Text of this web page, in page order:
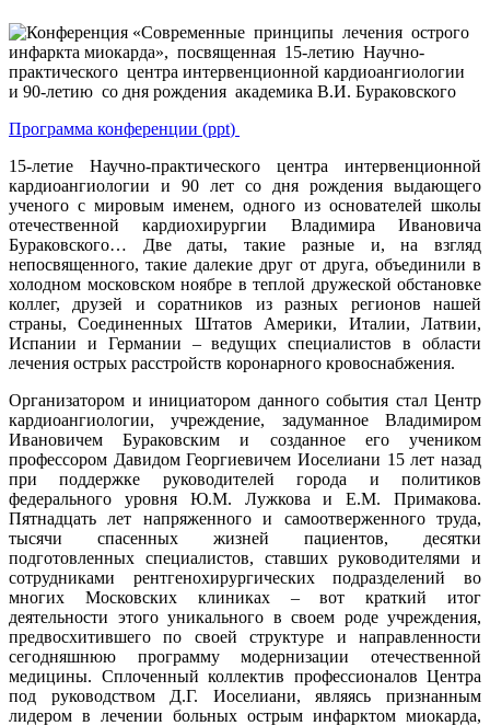
Программа конференции (ppt)
15-летие Научно-практического центра интервенционной
кардиоангиологии и 90 лет со дня рождения выдающего
ученого с мировым именем, одного из основателей школы
отечественной кардиохирургии Владимира Ивановича
Бураковского… Две даты, такие разные и, на взгляд
непосвященного, такие далекие друг от друга, объединили в
холодном московском ноябре в теплой дружеской обстановке
коллег, друзей и соратников из разных регионов нашей
страны, Соединенных Штатов Америки, Италии, Латвии,
Испании и Германии – ведущих специалистов в области
лечения острых расстройств коронарного кровоснабжения.
Организатором и инициатором данного события стал Центр
кардиоангиологии, учреждение, задуманное Владимиром
Ивановичем Бураковским и созданное его учеником
профессором Давидом Георгиевичем Иоселиани 15 лет назад
при поддержке руководителей города и политиков
федерального уровня Ю.М. Лужкова и Е.М. Примакова.
Пятнадцать лет напряженного и самоотверженного труда,
тысячи спасенных жизней пациентов, десятки
подготовленных специалистов, ставших руководителями и
сотрудниками рентгенохирургических подразделений во
многих Московских клиниках – вот краткий итог
деятельности этого уникального в своем роде учреждения,
предвосхитившего по своей структуре и направленности
сегодняшнюю программу модернизации отечественной
медицины. Сплоченный коллектив профессионалов Центра
под руководством Д.Г. Иоселиани, являясь признанным
лидером в лечении больных острым инфарктом миокарда,